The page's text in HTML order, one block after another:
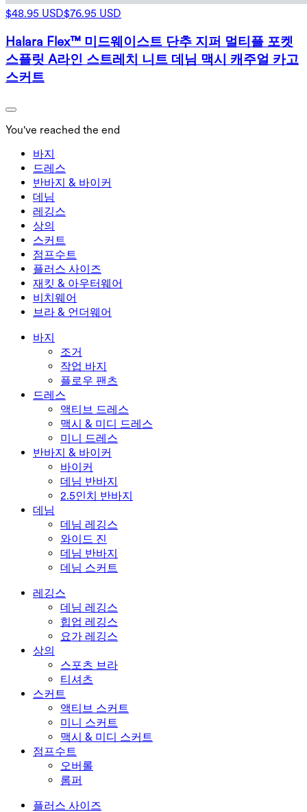
$48.95 USD$76.95 USD
Halara Flex™ 미드웨이스트 단추 지퍼 멀티플 포켓
스플릿 A라인 스트레치 니트 데님 맥시 캐주얼 카고
스커트
You've reached the end
바지
바지
조거
작업 바지
플로우 팬츠
드레스
드레스
액티브 드레스
맥시 & 미디 드레스
미니 드레스
반바지 & 바이커
반바지 & 바이커
바이커
데님 반바지
2.5인치 반바지
데님
데님
데님 레깅스
와이드 진
데님 반바지
데님 스커트
레깅스
레깅스
데님 레깅스
힙업 레깅스
요가 레깅스
상의
상의
스포츠 브라
티셔츠
스커트
스커트
액티브 스커트
미니 스커트
맥시 & 미디 스커트
점프수트
점프수트
오버롤
롬퍼
플러스 사이즈
플러스 사이즈
플러스 사이즈 하의
플러스 사이즈 상의
플러스 사이즈 드레스
재킷 & 아우터웨어
재킷 & 아우터웨어
재킷 & 아우터웨어
아우터웨어
비치웨어
비치웨어
수영복 상의
수영복 세트
브라 & 언더웨어
브라 & 언더웨어
언더웨어
바지
조거
작업 바지
플로우 팬츠
드레스
액티브 드레스
맥시 & 미디 드레스
미니 드레스
반바지 & 바이커
바이커
데님 반바지
2.5인치 반바지
데님
데님 레깅스
와이드 진
데님 반바지
데님 스커트
레깅스
데님 레깅스
힙업 레깅스
요가 레깅스
상의
스포츠 브라
티셔츠
스커트
액티브 스커트
미니 스커트
맥시 & 미디 스커트
점프수트
오버롤
롬퍼
플러스 사이즈